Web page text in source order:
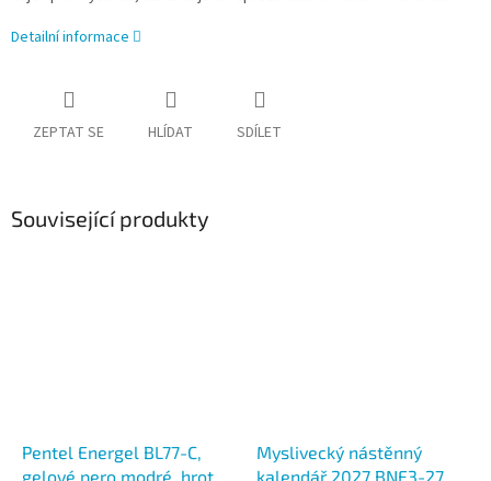
Detailní informace
ZEPTAT SE HLÍDAT SDÍLET
Související produkty
Pentel Energel BL77-C,
gelové pero modré, hrot
Myslivecký nástěnný
kalendář 2027 BNF3-27